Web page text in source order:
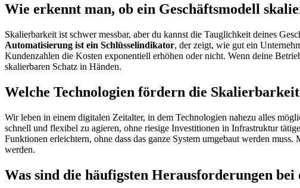
Wie erkennt man, ob ein Geschäftsmodell
Skalierbarkeit ist schwer messbar, aber du kannst die Tauglichkeit deines
Automatisierung ist ein Schlüsselindikator, der zeigt, wie gut ein
Kundenzahlen die Kosten exponentiell erhöhen oder nicht. Wenn deine
skalierbaren Schatz in Händen.
Welche Technologien fördern die
Wir leben in einem digitalen Zeitalter, in dem Technologien nahezu alles
schnell und flexibel zu agieren, ohne riesige Investitionen in Infrastruktur
Funktionen erleichtern, ohne dass das ganze System umgebaut werden
werden.
Was sind die häufigsten Herausforderungen